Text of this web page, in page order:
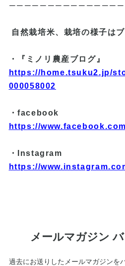
ーーーーーーーーーーーーーー
自然栽培米、栽培の様子は
・『ミノリ農産ブログ』
https://home.tsuku2.jp/
000058002
・facebook
https://
・Instagram
https://
メールマガジン
過去にお送りしたメールマガジンを